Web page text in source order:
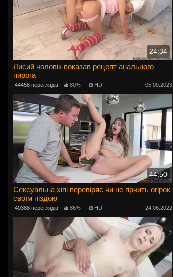
24:34
Лисий чоловік показав рецепт анального
пирога
44458 переглядів 80% HD 05.09.2023
44:50
Сексуальна хіпі перевіряє чи не гірчить огірок
своїм піздою
40388 переглядів 86% HD 24.06.2022